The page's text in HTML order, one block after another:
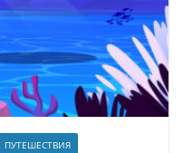
ПУТЕШЕСТВИЯ